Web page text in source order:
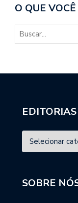
O QUE
EDITORIAS
SOBRE